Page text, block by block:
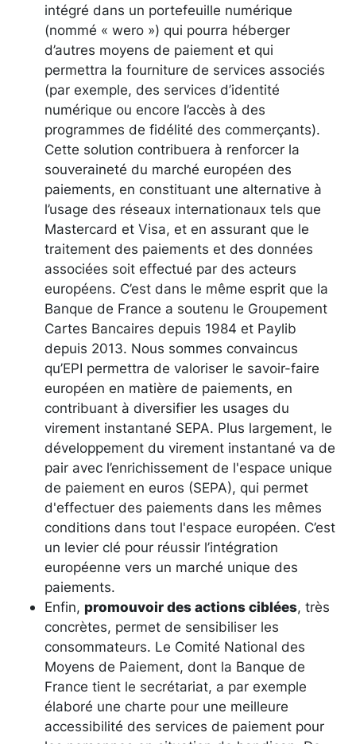
intégré dans un portefeuille numérique
(nommé « wero ») qui pourra héberger
d’autres moyens de paiement et qui
permettra la fourniture de services associés
(par exemple, des services d’identité
numérique ou encore l’accès à des
programmes de fidélité des commerçants).
Cette solution contribuera à renforcer la
souveraineté du marché européen des
paiements, en constituant une alternative à
l’usage des réseaux internationaux tels que
Mastercard et Visa, et en assurant que le
traitement des paiements et des données
associées soit effectué par des acteurs
européens. C’est dans le même esprit que la
Banque de France a soutenu le Groupement
Cartes Bancaires depuis 1984 et Paylib
depuis 2013. Nous sommes convaincus
qu’EPI permettra de valoriser le savoir-faire
européen en matière de paiements, en
contribuant à diversifier les usages du
virement instantané SEPA. Plus largement, le
développement du virement instantané va de
pair avec l’enrichissement de l'espace unique
de paiement en euros (SEPA), qui permet
d'effectuer des paiements dans les mêmes
conditions dans tout l'espace européen. C’est
un levier clé pour réussir l’intégration
européenne vers un marché unique des
paiements.
Enfin, promouvoir des actions ciblées, très
concrètes, permet de sensibiliser les
consommateurs. Le Comité National des
Moyens de Paiement, dont la Banque de
France tient le secrétariat, a par exemple
élaboré une charte pour une meilleure
accessibilité des services de paiement pour